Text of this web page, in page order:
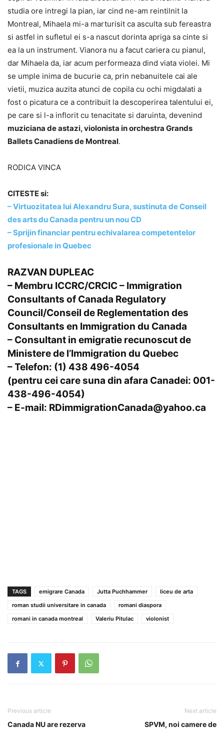
studia ore intregi la pian, iar cind ne-am reintilnit la
Montreal, Mihaela mi-a marturisit ca asculta sub fereastra
si astfel in sufletul ei s-a nascut dorinta apriga sa cinte si
ea la un instrument. Vianora nu a facut cariera cu pianul,
dar Mihaela da, iar acum performeaza dind viata violei. Mi
se umple inima de bucurie ca, prin nebanuitele cai ale
vietii, muzica auzita atunci de copila cu ochi migdalati a
fost o picatura ce a contribuit la descoperirea talentului ei,
pe care si l-a inflorit cu tenacitate si daruinta, devenind
muziciana de astazi, violonista in orchestra Grands
Ballets Canadiens de Montreal.
RODICA VINCA
CITESTE si:
– Virtuozitatea lui Alexandru Sura, sustinuta de Conseil
des arts du Canada pentru un nou CD
– Sprijin financiar pentru echivalarea competentelor
profesionale in Quebec
RAZVAN DUPLEAC
– Membru ICCRC/CRCIC– Immigration
Consultants of Canada Regulatory
Council/Conseil de Reglementation des
Consultants en Immigration du Canada
– Consultant in emigratie recunoscut de
Ministere de l’Immigration du Quebec
– Telefon: (1) 438 496-4054
(pentru cei care suna din afara Canadei: 001-
438-496-4054)
– E-mail: RDimmigrationCanada@yahoo.ca
TAGS emigrare Canada Jutta Puchhammer
liceu de arta
roman studii universitare in canada
romani diaspora
romani in canada montreal
Valeriu Pitulac violonist
Previous article
Canada NU are rezerva
Next article
SPVM, noi camere de